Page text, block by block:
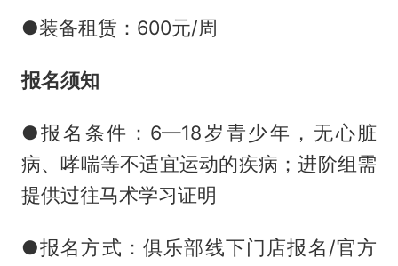
●装备租赁：600元/周
报名须知
●报名条件：6—18岁青少年，无心脏
病、哮喘等不适宜运动的疾病；进阶组需
提供过往马术学习证明
●报名方式：俱乐部线下门店报名/官方